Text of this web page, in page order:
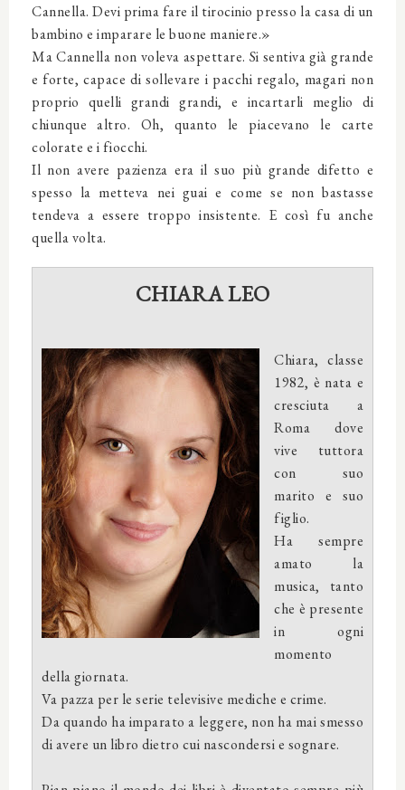
Cannella. Devi prima fare il tirocinio presso la casa di un
bambino e imparare le buone maniere.»
Ma Cannella non voleva aspettare. Si sentiva già grande
e forte, capace di sollevare i pacchi regalo, magari non
proprio quelli grandi grandi, e incartarli meglio di
chiunque altro. Oh, quanto le piacevano le carte
colorate e i fiocchi.
Il non avere pazienza era il suo più grande difetto e
spesso la metteva nei guai e come se non bastasse
tendeva a essere troppo insistente. E così fu anche
quella volta.
CHIARA LEO
Chiara, classe
1982, è nata e
cresciuta a
Roma dove
vive tuttora
con suo
marito e suo
figlio.
Ha sempre
amato la
musica, tanto
che è presente
in ogni
momento
della giornata.
Va pazza per le serie televisive mediche e crime.
Da quando ha imparato a leggere, non ha mai smesso
di avere un libro dietro cui nascondersi e sognare.